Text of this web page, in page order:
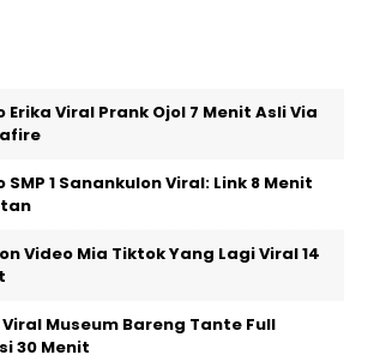
Erika Viral Prank Ojol 7 Menit Asli Via
SMP 1 Sanankulon Viral: Link 8 Menit
Video Mia Tiktok Yang Lagi Viral 14
Museum Bareng Tante Full
30 Menit